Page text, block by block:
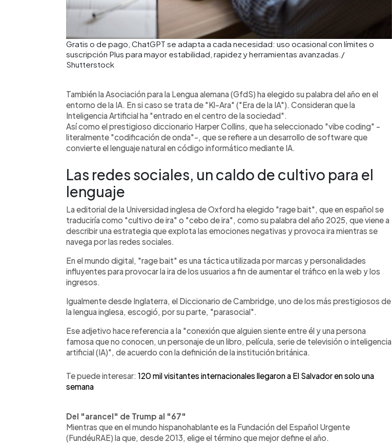
Gratis o de pago, ChatGPT se adapta a cada necesidad: uso ocasional con límites o
suscripción Plus para mayor estabilidad, rapidez y herramientas avanzadas./
Shutterstock
También la Asociación para la Lengua alemana (GfdS) ha elegido su palabra del año en el
entorno de la IA. En si caso se trata de "Kl-Ara" ("Era de la IA"). Consideran que la
Inteligencia Artificial ha "entrado en el centro de la sociedad".
Así como el prestigioso diccionario Harper Collins, que ha seleccionado "vibe coding" -
literalmente "codificación de onda"-, que se refiere a un desarrollo de software que
convierte el lenguaje natural en código informático mediante IA.
Las redes sociales, un caldo de cultivo para el
lenguaje
La editorial de la Universidad inglesa de Oxford ha elegido "rage bait", que en español se
traduciría como "cultivo de ira" o "cebo de ira", como su palabra del año 2025, que viene a
describir una estrategia que explota las emociones negativas y provoca ira mientras se
navega por las redes sociales.
En el mundo digital, "rage bait" es una táctica utilizada por marcas y personalidades
influyentes para provocar la ira de los usuarios a fin de aumentar el tráfico en la web y los
ingresos.
Igualmente desde Inglaterra, el Diccionario de Cambridge, uno de los más prestigiosos de
la lengua inglesa, escogió, por su parte, "parasocial".
Ese adjetivo hace referencia a la "conexión que alguien siente entre él y una persona
famosa que no conocen, un personaje de un libro, película, serie de televisión o inteligencia
artificial (IA)", de acuerdo con la definición de la institución británica.
Te puede interesar: 120 mil visitantes internacionales llegaron a El Salvador en solo una
semana
Del "arancel" de Trump al "67"
Mientras que en el mundo hispanohablante es la Fundación del Español Urgente
(FundéuRAE) la que, desde 2013, elige el término que mejor define el año.